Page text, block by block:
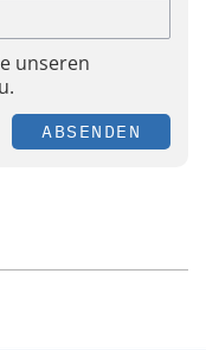
unseren
ABSENDEN